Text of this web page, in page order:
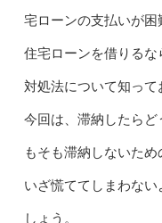
宅ローンの支払いが困
住宅ローンを借りる
対処法について知って
今回は、滞納したら
もそも滞納しないため
いざ慌ててしまわな
しょう。